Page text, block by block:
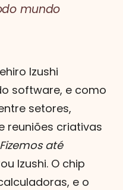
mundo
Izushi
software, e como
setores,
reuniões criativas
Fizemos até
Izushi. O chip
e o